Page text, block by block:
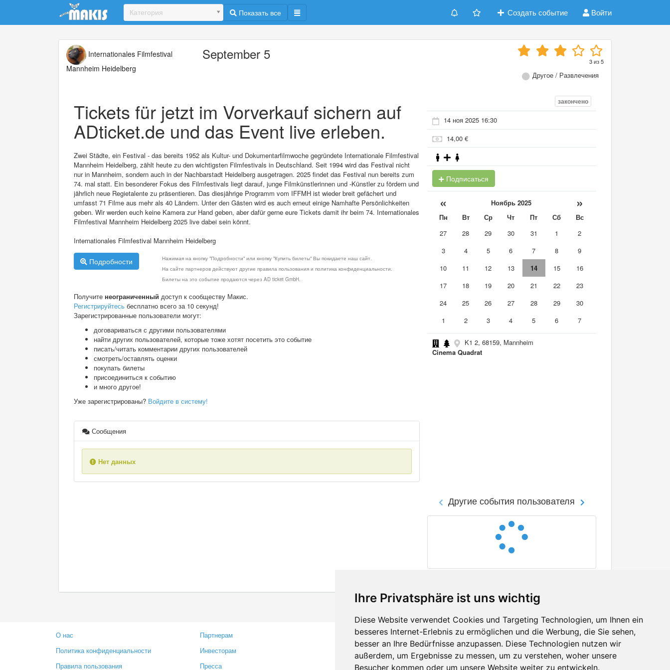
Ihre Privatsphäre ist uns wichtig
Diese Website verwendet Cookies und Targeting Technologien, um Ihnen ein
besseres Internet-Erlebnis zu ermöglichen und die Werbung, die Sie sehen,
besser an Ihre Bedürfnisse anzupassen. Diese Technologien nutzen wir
außerdem, um Ergebnisse zu messen, um zu verstehen, woher unsere
Besucher kommen oder um unsere Website weiter zu entwickeln.
Update cookies preferences
Категория Показать все Создать событие Войти
Internationales Filmfestival
Mannheim Heidelberg
September 5 3из5
Другое / Развлечения
Tickets für jetzt im Vorverkauf sichern auf
ADticket.de und das Event live erleben.
Zwei Städte, ein Festival - das bereits 1952 als Kultur- und Dokumentarfilmwoche gegründete Internationale Filmfestival
Mannheim Heidelberg, zählt heute zu den wichtigsten Filmfestivals in Deutschland. Seit 1994 wird das Festival nicht
nur in Mannheim, sondern auch in der Nachbarstadt Heidelberg ausgetragen. 2025 findet das Festival nun bereits zum
74. mal statt. Ein besonderer Fokus des Filmfestivals liegt darauf, junge Filmkünstlerinnen und -Künstler zu fördern und
jährlich neue Regietalente zu präsentieren. Das diesjährige Programm vom IFFMH ist wieder breit gefächert und
umfasst 71 Filme aus mehr als 40 Ländern. Unter den Gästen wird es auch erneut einige Namhafte Persönlichkeiten
geben. Wir werden euch keine Kamera zur Hand geben, aber dafür gerne eure Tickets damit ihr beim 74. Internationales
Filmfestival Mannheim Heidelberg 2025 live dabei sein könnt.
Internationales Filmfestival Mannheim Heidelberg
Подробности
Нажимая на кнопку "Подробности" или кнопку "Купить билеты" Вы покидаете наш сайт.
На сайте партнеров действуют другие правила пользования и политика конфиденциальности.
Билеты на это событие продаются через AD ticket GmbH.
Получите неограниченный доступ к сообществу Макис.
Регистрируйтесь бесплатно всего за 10 секунд!
Зарегистрированные пользователи могут:
договариваться с другими пользователями
найти других пользователей, которые тоже хотят посетить это событие
писать/читать комментарии других пользователей
смотреть/оставлять оценки
покупать билеты
присоединиться к событию
и много другое!
Уже зарегистрированы? Войдите в систему!
Сообщения
Нет данных
закончено
14 ноя 2025 16:30
14,00 €
Подписаться
« Ноябрь 2025 »
Пн Вт Ср Чт Пт Сб
Вс
27
28 29 30 31 1
2
3
4 5 6 7 8
9
10
11 12 13 14 15
16
17
18 19 20 21 22
23
24
25 26 27 28 29
30
1
2 3 4 5 6 7
K1 2, 68159, Mannheim
Cinema Quadrat
Другие события пользователя
О нас
Политика конфиденциальности
Правила пользования
Партнерам
Инвесторам
Пресса
Контакты
Оставить отзыв
Сообщить об ошибке
Facebook
Twitter
YouTube